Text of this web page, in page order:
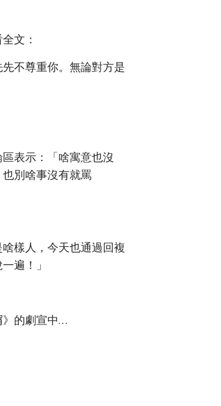
文：
不尊重你。無論對方是
表示：「啥寓意也沒
別啥事沒有就罵
樣人，今天也通過回複
遍！」
》的劇宣中…